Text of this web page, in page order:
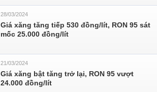
28/03/2024
Giá xăng tăng tiếp 530 đồng/lít, RON 95 sát
mốc 25.000 đồng/lít
21/03/2024
Giá xăng bật tăng trở lại, RON 95 vượt
24.000 đồng/lít